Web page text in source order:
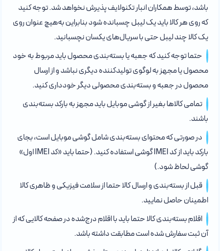
باشد، توسط همکاران انبار تکنولایف پذیرش نخواهد شد. توجه کنید
که روی هر کالا باید یک لیبل چسبانده شود بنابراین به‌هیچ عنوان روی
یک کالا چند لیبل حتی با سریال‌های یکسان نچسبانید.
حتما توجه کنید که جعبه‌ یا بسته‌بندی محصول باید مربوط به خود
محصول یا مجهز به لوگوی تولیدکننده دیگری نباشد و از ارسال
محصول در جعبه‌ و بسته‌بندی محصولی دیگر خودداری کنید.
تمامی کالاها بغیر از گوشی موبایل باید مجهز به بارکد بسته‌بندی
باشند.
در صورتی که محتوای بسته‌بندی شامل گوشی موبایل است، بجای
بارکد باید از کد IMEI گوشی استفاده کنید. (حتما باید «کد IMEI اول»
گوشی لحاظ شود.)
قبل از بسته‌بندی و ارسال کالا حتما از سلامت فیزیکی و ظاهری کالا
اطمینان حاصل نمایید.
اقلام بسته‌بندی کالا حتما باید با اقلام درج‌شده در صفحه کالایی که از
آن ثبت سفارش شده است مطابقت داشته باشد.